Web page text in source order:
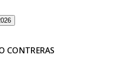
CONTRERAS